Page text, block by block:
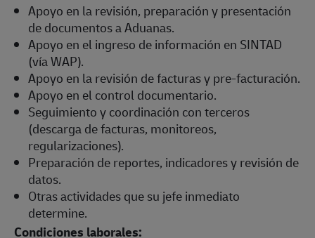
Apoyo en la revisión, preparación y presentación
de documentos a Aduanas.
Apoyo en el ingreso de información en SINTAD
(vía WAP).
Apoyo en la revisión de facturas y pre-facturación.
Apoyo en el control documentario.
Seguimiento y coordinación con terceros
(descarga de facturas, monitoreos,
regularizaciones).
Preparación de reportes, indicadores y revisión de
datos.
Otras actividades que su jefe inmediato
determine.
Condiciones laborales: